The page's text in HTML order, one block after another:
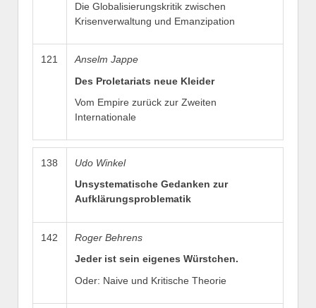
Die Globalisierungskritik zwischen
Krisenverwaltung und Emanzipation
121
Anselm Jappe
Des Proletariats neue Kleider
Vom Empire zurück zur Zweiten
Internationale
138
Udo Winkel
Unsystematische Gedanken zur
Aufklärungsproblematik
142
Roger Behrens
Jeder ist sein eigenes Würstchen.
Oder: Naive und Kritische Theorie